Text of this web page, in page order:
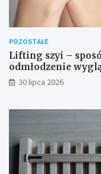
POZOSTAŁE
Lifting szyi –
odmłodzenie
30 lipca 2026